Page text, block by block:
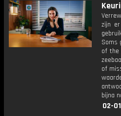
zijn
Soms
of the
of
bijna
02-